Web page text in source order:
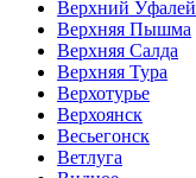
Верхний Уфалей
Верхняя Пышма
Верхняя Салда
Верхняя Тура
Верхотурье
Верхоянск
Весьегонск
Ветлуга